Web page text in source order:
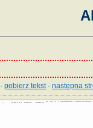
·pobierz tekst·następna